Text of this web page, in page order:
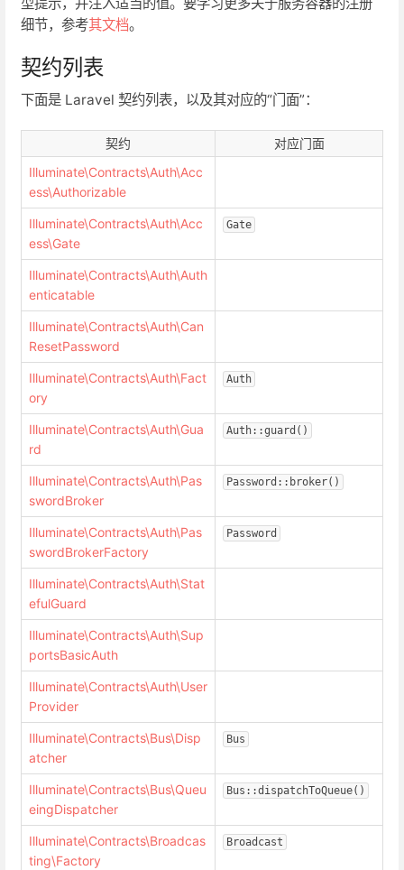
细节，参考其文档。
契约列表
下面是 Laravel 契约列表，以及其对应的“门面”：
契约
对应门面
Illuminate\Contracts\Auth\Acc
ess\Authorizable
Illuminate\Contracts\Auth\Acc
ess\Gate
Gate
Illuminate\Contracts\Auth\Auth
enticatable
Illuminate\Contracts\Auth\Can
ResetPassword
Illuminate\Contracts\Auth\Fact
ory
Auth
Illuminate\Contracts\Auth\Gua
rd
Auth::guard()
Illuminate\Contracts\Auth\Pas
swordBroker
Password::broker()
Illuminate\Contracts\Auth\Pas
swordBrokerFactory
Password
Illuminate\Contracts\Auth\Stat
efulGuard
Illuminate\Contracts\Auth\Sup
portsBasicAuth
Illuminate\Contracts\Auth\User
Provider
Illuminate\Contracts\Bus\Disp
atcher
Bus
Illuminate\Contracts\Bus\Queu
eingDispatcher
Bus::dispatchToQueue()
Illuminate\Contracts\Broadcas
ting\Factory
Broadcast